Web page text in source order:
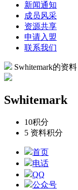
新闻通知
成员风采
资源共享
申请入盟
联系我们
Swhitemark的资料
Swhitemark
10积分
5 资料积分
首页
电话
QQ
公众号